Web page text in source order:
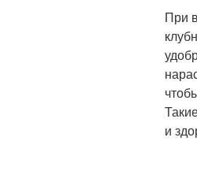
При
и